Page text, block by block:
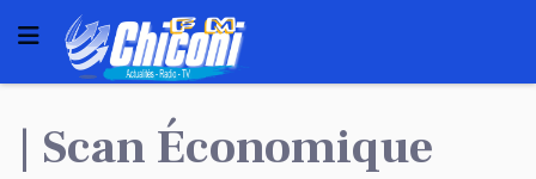
| Scan Économique